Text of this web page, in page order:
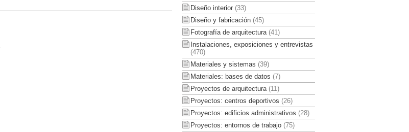
Diseño interior(33)
Diseño y fabricación(45)
Fotografía de arquitectura(41)
Instalaciones, exposiciones y entrevistas
(470)
Materiales y sistemas (39)
Materiales: bases de datos (7)
Proyectos de arquitectura(11)
Proyectos: centros deportivos (26)
Proyectos: edificios administrativos (28)
Proyectos: entornos de trabajo(75)